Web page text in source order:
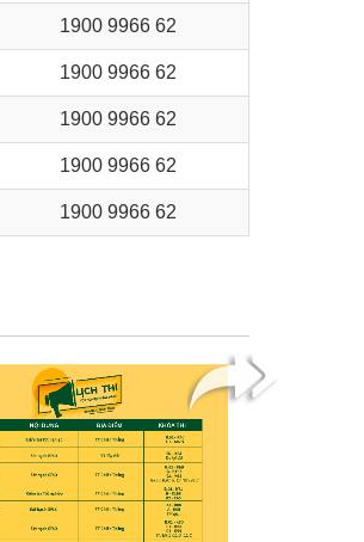
1900 9966 62
1900 9966 62
1900 9966 62
1900 9966 62
1900 9966 62